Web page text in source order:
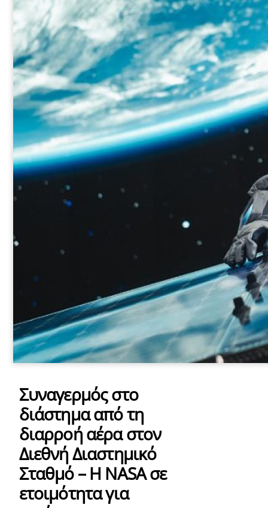
Συναγερμός στο
διάστημα από τη
διαρροή αέρα στον
Διεθνή Διαστημικό
Σταθμό – Η NASA σε
ετοιμότητα για